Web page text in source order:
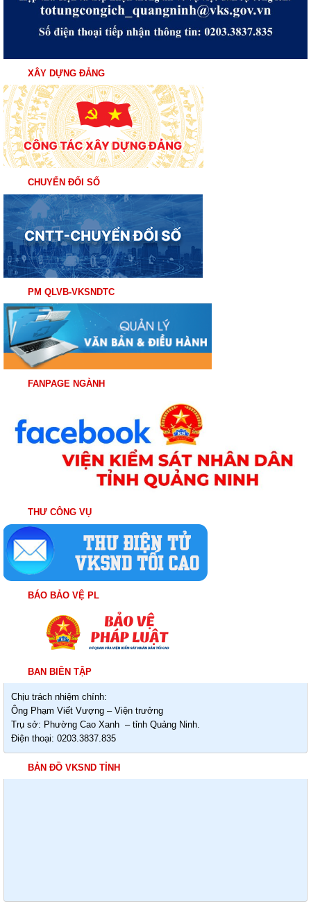
XÂY DỰNG ĐẢNG
CHUYỂN ĐỔI SỐ
PM QLVB-VKSNDTC
FANPAGE NGÀNH
THƯ CÔNG VỤ
BÁO BẢO VỆ PL
BAN BIÊN TẬP
Chịu trách nhiệm chính:
Ông Phạm Viết Vượng – Viện trưởng
Trụ sở: Phường Cao Xanh – tỉnh Quảng Ninh.
Điện thoại: 0203.3837.835
BẢN ĐỒ VKSND TỈNH